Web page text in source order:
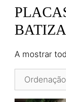
A mostrar